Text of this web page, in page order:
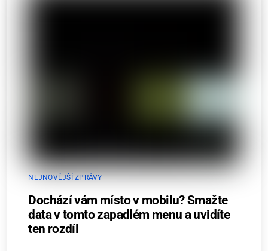
NEJNOVĚJŠÍ ZPRÁVY
Dochází vám místo v mobilu? Smažte
data v tomto zapadlém menu a uvidíte
ten rozdíl